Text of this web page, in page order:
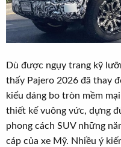
Dù được ngụy trang kỹ
thấy Pajero 2026 đã thay
kiểu dáng bo tròn mềm
thiết kế vuông vức, dựng
phong cách SUV những
cáp của xe Mỹ. Nhiều ý